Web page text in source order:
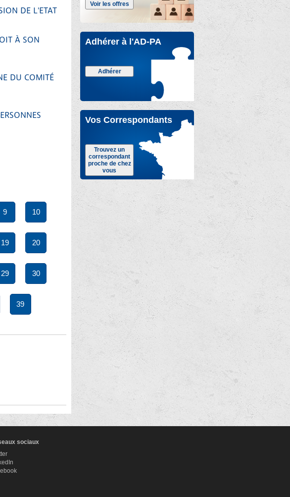
DE L'ETAT
À SON
DU COMITÉ
9 10
19 20
29 30
39
Voir les offres
Adhérer à l'AD-PA
Adhérer
Vos Correspondants
Trouvez un
correspondant
proche de chez
vous
sociaux